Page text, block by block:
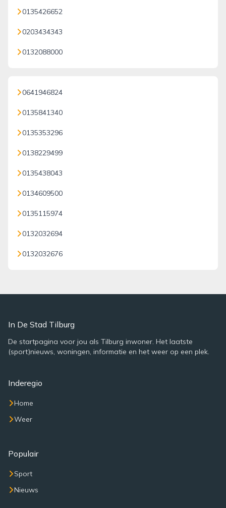
0135426652
0203434343
0132088000
0641946824
0135841340
0135353296
0138229499
0135438043
0134609500
0135115974
0132032694
0132032676
In De Stad Tilburg
De startpagina voor jou als Tilburg inwoner. Het laatste
(sport)nieuws, woningen, informatie en het weer op een plek.
Inderegio
Home
Weer
Populair
Sport
Nieuws